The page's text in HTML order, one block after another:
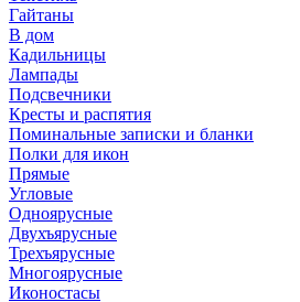
Гайтаны
В дом
Кадильницы
Лампады
Подсвечники
Кресты и распятия
Поминальные записки и бланки
Полки для икон
Прямые
Угловые
Одноярусные
Двухъярусные
Трехъярусные
Многоярусные
Иконостасы